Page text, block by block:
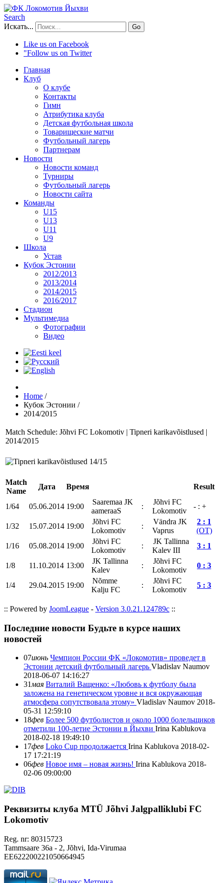
Search
Искать...
Go
Like us on Facebook
"Follow us on Twitter
Главная
Клуб
О клубе
Контакты
Гимн
Атрибутика клуба
Детская футбольная школа
Товарищеские матчи
Футбольный лагерь
Партнерам
Новости
Новости команд
Турниры
Футбольный лагерь
Новости сайта
Команды
U15
U13
U11
U9
Школа
Устав
Кубок Эстонии
2012/2013
2013/2014
2014/2015
2016/2017
Стадион
Мультимедиа
Фотографии
Видео
Home /
Кубок Эстонии /
2014/2015
Match Schedule: Jõhvi FC Lokomotiv | Tipneri karikavõistlused |
2014/2015
Match
Name
Дата Время Result
1/64 05.06.2014 19:00
Saaremaa JK
aameraaS
:
Jõhvi FC
Lokomotiv
- : +
1/32 15.07.2014 19:00
Jõhvi FC
Lokomotiv
:
Vändra JK
Vaprus
2 : 1
(OT)
1/16
05.08.2014 19:00
Jõhvi FC
Lokomotiv
:
JK Tallinna
Kalev III
3 : 1
1/8 11.10.2014 13:00
JK Tallinna
Kalev
:
Jõhvi FC
Lokomotiv
0 : 3
1/4 29.04.2015 19:00
Nõmme
Kalju FC
:
Jõhvi FC
Lokomotiv
5 : 3
:: Powered by JoomLeague - Version 3.0.21.124789c ::
Последние новости Будьте в курсе наших
новостей
07июнь Чемпион России ФК «Локомотив» проведет в
Эстонии детский футбольный лагерь Vladislav Naumov
2018-06-07 14:16:27
31мая Виталий Ващенко: «Любовь к футболу была
заложена на генетическом уровне и вся окружающая
атмосфера сопутствовала этому» Vladislav Naumov 2018-
05-31 12:59:10
18фев Более 500 футболистов и около 1000 болельщиков
отметили 100-летие Эстонии в Йыхви Irina Kablukova
2018-02-18 19:49:10
17фев Loko Cup продолжается Irina Kablukova 2018-02-
17 17:21:19
06фев Новое имя – новая жизнь! Irina Kablukova 2018-
02-06 09:00:00
Реквизиты клуба MTÜ Jõhvi Jalgpalliklubi FC
Lokomotiv
Reg. nr: 80315723
Tammsaare 36a - 2, Jõhvi, Ida-Virumaa
EE622200221050664945